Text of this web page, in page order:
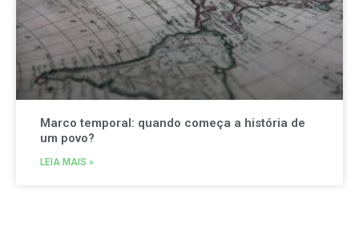
Marco temporal: quando começa a história de
um povo?
LEIA MAIS »